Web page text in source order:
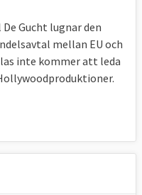
26 procent.
och EU
Gucht lugnar den
mellan EU och
inte kommer att leda